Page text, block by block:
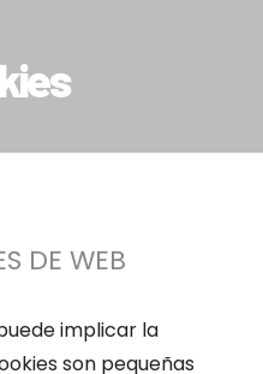
DE WEB
implicar la
son pequeñas